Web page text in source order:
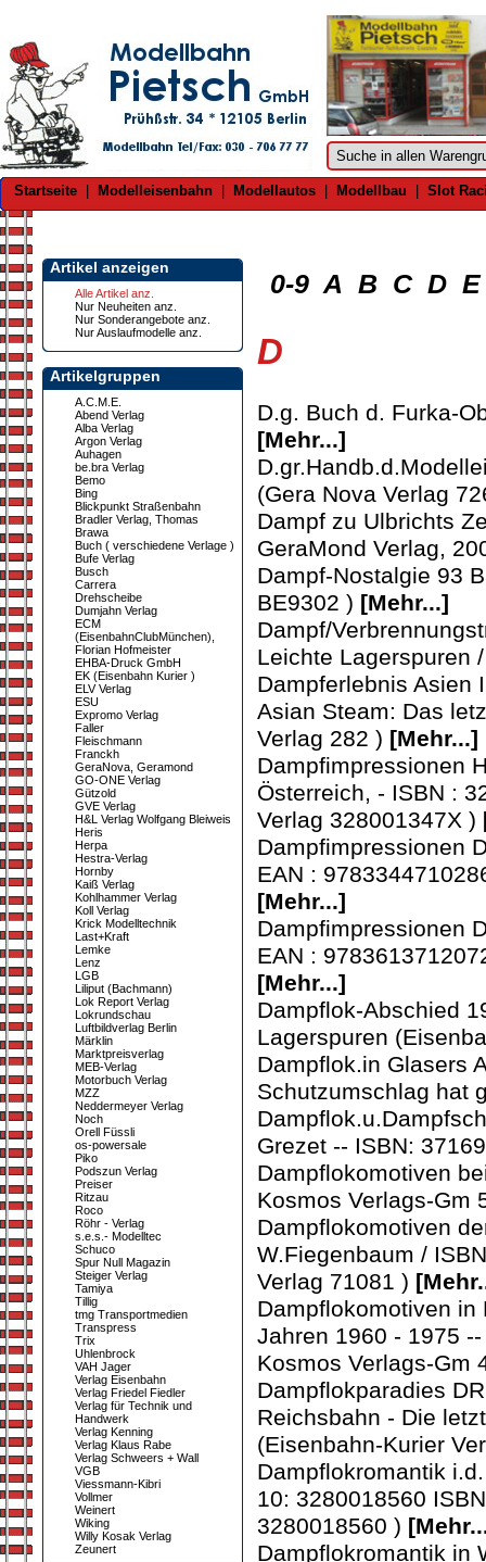
Startseite Modelleisenbahn Modellautos Modellbau Slot
Artikel anzeigen
Alle Artikel anz.
Nur Neuheiten anz.
Nur Sonderangebote anz.
Nur Auslaufmodelle anz.
Artikelgruppen
A.C.M.E.
Abend Verlag
Alba Verlag
Argon Verlag
Auhagen
be.bra Verlag
Bemo
Bing
Blickpunkt Straßenbahn
Bradler Verlag, Thomas
Brawa
Buch ( verschiedene Verlage )
Bufe Verlag
Busch
Carrera
Drehscheibe
Dumjahn Verlag
ECM
(EisenbahnClubMünchen),
Florian Hofmeister
EHBA-Druck GmbH
EK (Eisenbahn Kurier )
ELV Verlag
ESU
Expromo Verlag
Faller
Fleischmann
Franckh
GeraNova, Geramond
GO-ONE Verlag
Gützold
GVE Verlag
H&L Verlag Wolfgang Bleiweis
Heris
Herpa
Hestra-Verlag
Hornby
Kaiß Verlag
Kohlhammer Verlag
Koll Verlag
Krick Modelltechnik
Last+Kraft
Lemke
Lenz
LGB
Liliput (Bachmann)
Lok Report Verlag
Lokrundschau
Luftbildverlag Berlin
Märklin
Marktpreisverlag
MEB-Verlag
Motorbuch Verlag
MZZ
Neddermeyer Verlag
Noch
Orell Füssli
os-powersale
Piko
Podszun Verlag
Preiser
Ritzau
Roco
Röhr - Verlag
s.e.s.- Modelltec
Schuco
Spur Null Magazin
Steiger Verlag
Tamiya
Tillig
tmg Transportmedien
Transpress
Trix
Uhlenbrock
VAH Jager
Verlag Eisenbahn
Verlag Friedel Fiedler
Verlag für Technik und
Handwerk
Verlag Kenning
Verlag Klaus Rabe
Verlag Schweers + Wall
VGB
Viessmann-Kibri
Vollmer
Weinert
Wiking
Willy Kosak Verlag
Zeunert
0-9 A B C D E
D
D.g. Buch d. Furka-
[Mehr...]
(Gera Nova Verlag
Dampf zu Ulbrichts
GeraMond Verlag,
Dampf-Nostalgie 93
BE9302 ) [Mehr...]
Dampf/
Leichte Lagerspuren
Dampferlebnis Asien
Asian Steam: Das
Verlag 282 ) [Mehr...]
Dampfimpressionen
Österreich, - ISBN :
Verlag 328001347X )
Dampfimpressionen
EAN :
[Mehr...]
Dampfimpressionen
EAN :
[Mehr...]
Dampflok-Abschied
Lagerspuren
Dampflok.in Glasers
Schutzumschlag hat
Grezet -- ISBN:
Dampflokomotiven
Kosmos Verlags-Gm
Dampflokomotiven
W.Fiegenbaum /
Verlag 71081 )
Dampflokomotiven in
Jahren 1960 - 1975
Kosmos Verlags-Gm
Dampflokparadies
Reichsbahn - Die
(Eisenbahn-Kurier
Dampflokromantik
10: 3280018560
3280018560 )
Dampflokromantik in